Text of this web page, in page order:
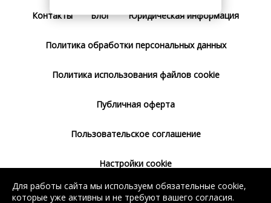
Контакты Блог Юридическая информация
Политика обработки персональных данных
Политика использования файлов cookie
Публичная оферта
Пользовательское соглашение
Настройки cookie
Согласие на использование сервиса
Для работы сайта мы используем обязательные cookie,
которые уже активны и не требуют вашего согласия.